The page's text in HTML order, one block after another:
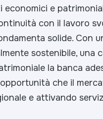
e
con il lavoro
solide. Con
sostenibile, una
la banca
che il
e attivando